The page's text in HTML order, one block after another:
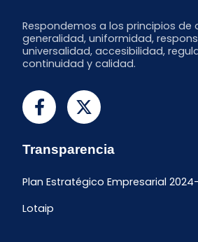
Respondemos a los principios de
generalidad, uniformidad,
universalidad, accesibilidad,
continuidad y calidad.
Transparencia
Plan Estratégico Empresarial
Lotaip